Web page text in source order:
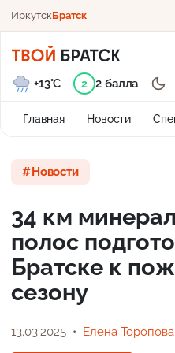
ИркутскБратск
Главная Новости
+13°C 2 2 балла
Новости
34 км
полос
Братске к
сезону
13.03.2025 Елена Торопова